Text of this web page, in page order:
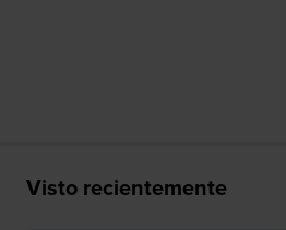
Visto recientemente